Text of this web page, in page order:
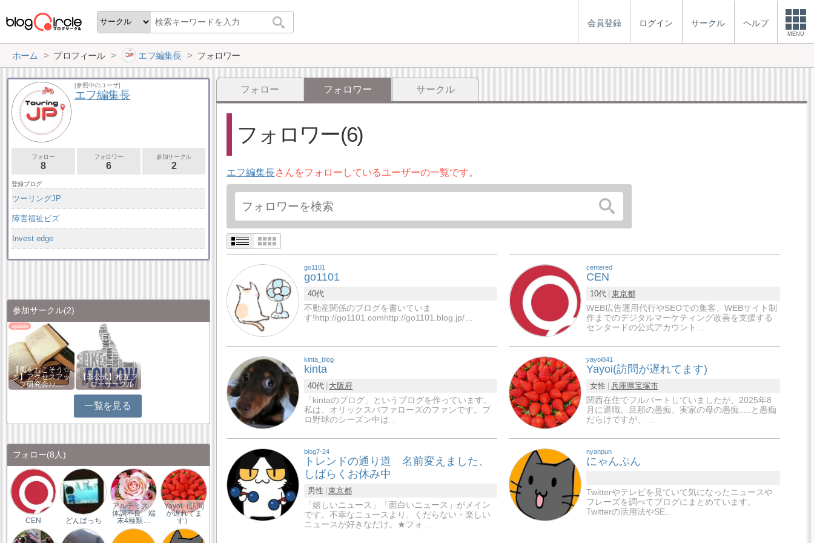
会員登録 ログイン サークル ヘルプ
MENU
ホーム プロフィール エフ編集長 フォロワー
フォロー フォロワー サークル
フォロワー(6)
エフ編集長さんをフォローしているユーザーの一覧です。
go1101
go1101
40代
不動産関係のブログを書いていま
す!http://go1101.comhttp://go1101.blog.jp/…
centered
CEN
10代 東京都
WEB広告運用代行やSEOでの集客、WEBサイト制
作までのデジタルマーケティング改善を支援する
センタードの公式アカウント…
kinta_blog
kinta
40代 大阪府
「kintaのブログ」というブログを作っています。
私は、オリックスバファローズのファンです。プ
ロ野球のシーズン中は…
yayoi841
Yayoi(訪問が遅れてます)
女性 兵庫県宝塚市
関西在住でフルパートしていましたが、2025年8
月に退職。旦那の愚痴、実家の母の愚痴.....と愚痴
だらけですが、…
blog7-24
トレンドの通り道 名前変えました、
しばらくお休み中
男性
東京都
「嬉しいニュース」「面白いニュース」がメイン
です。不幸なニュースより、くだらない・楽しい
ニュースが好きなだけ。★フォ…
nyanpun
にゃんぷん
Twitterやテレビを見ていて気になったニュースや
フレーズを調べてブログにまとめています。
Twitterの活用法やSE…
[参照中のユーザ]
エフ編集長
フォロー
8
フォロワー
6
参加サークル
2
登録ブログ
ツーリングJP
障害福祉ビズ
Invest edge
参加サークル(2)
【風をおこそう☆
彡】アクセスアッ
プ研究会♪♪…
【非公式】相互フ
ォローサークル
一覧を見る
フォロー(8人)
CEN どんぱっち
アルテミス
体調不良 端
末4種類…
Yayoi（訪問
が遅れてま
す）